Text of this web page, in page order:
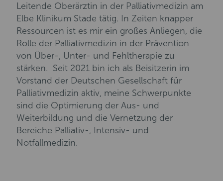
Leitende Oberärztin in der Palliativmedizin am
Elbe Klinikum Stade tätig. In Zeiten knapper
Ressourcen ist es mir ein großes Anliegen, die
Rolle der Palliativmedizin in der Prävention
von Über-, Unter- und Fehltherapie zu
stärken. Seit 2021 bin ich als Beisitzerin im
Vorstand der Deutschen Gesellschaft für
Palliativmedizin aktiv, meine Schwerpunkte
sind die Optimierung der Aus- und
Weiterbildung und die Vernetzung der
Bereiche Palliativ-, Intensiv- und
Notfallmedizin.